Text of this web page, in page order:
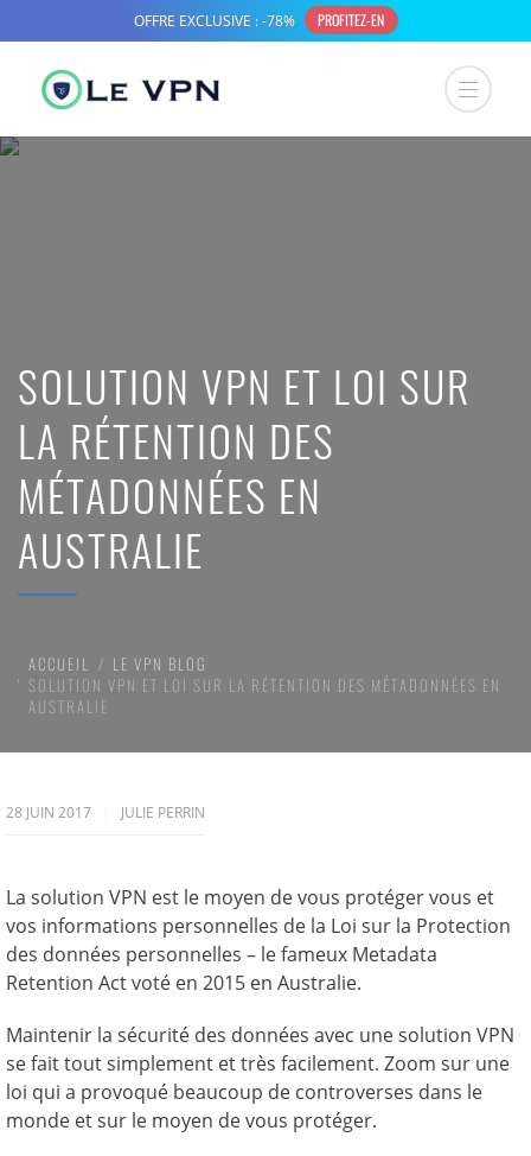
SOLUTION VPN ET LOI SUR
LA RÉTENTION DES
MÉTADONNÉES EN
AUSTRALIE
ACCUEIL
LE VPN BLOG
SOLUTION VPN ET LOI SUR LA RÉTENTION DES MÉTADONNÉES EN
AUSTRALIE
28 JUIN 2017 JULIE PERRIN
La solution VPN est le moyen de vous protéger vous et
vos informations personnelles de la Loi sur la Protection
des données personnelles – le fameux Metadata
Retention Act voté en 2015 en Australie.
Maintenir la sécurité des données avec une solution VPN
se fait tout simplement et très facilement. Zoom sur une
loi qui a provoqué beaucoup de controverses dans le
monde et sur le moyen de vous protéger.